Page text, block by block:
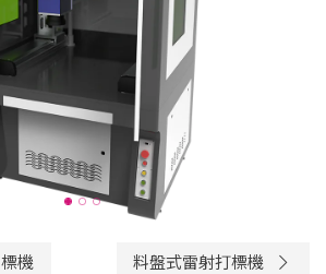
機 料盤式雷射打標機